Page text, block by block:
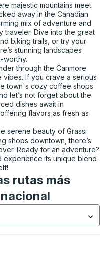
majestic mountains meet
away in the Canadian
mix of adventure and
traveler. Dive into the great
biking trails, or try your
stunning landscapes
worthy.
through the Canmore
If you crave a serious
town's cozy coffee shops
let’s not forget about the
dishes await in
flavors as fresh as
serene beauty of Grassi
shops downtown, there’s
Ready for an adventure?
experience its unique blend
rutas más
La selección está